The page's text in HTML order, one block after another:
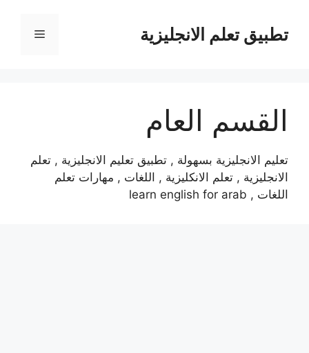
المحتوىتطبيق تعلم الانجليزية القائمة
القسم العام
تعليم الانجليزية بسهولة , تطبيق تعليم الانجليزية , تعلم
الانجليزية , تعلم الانكليزية , اللغات , مهارات تعلم
اللغات , learn english for arab